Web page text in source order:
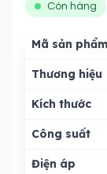
Còn hàng
Mã sản phẩm
Thương hiệu
Kích thước
Công suất
Điện áp